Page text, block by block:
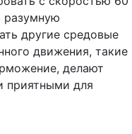
разумную
другие средовые
движения, такие
делают
приятными для